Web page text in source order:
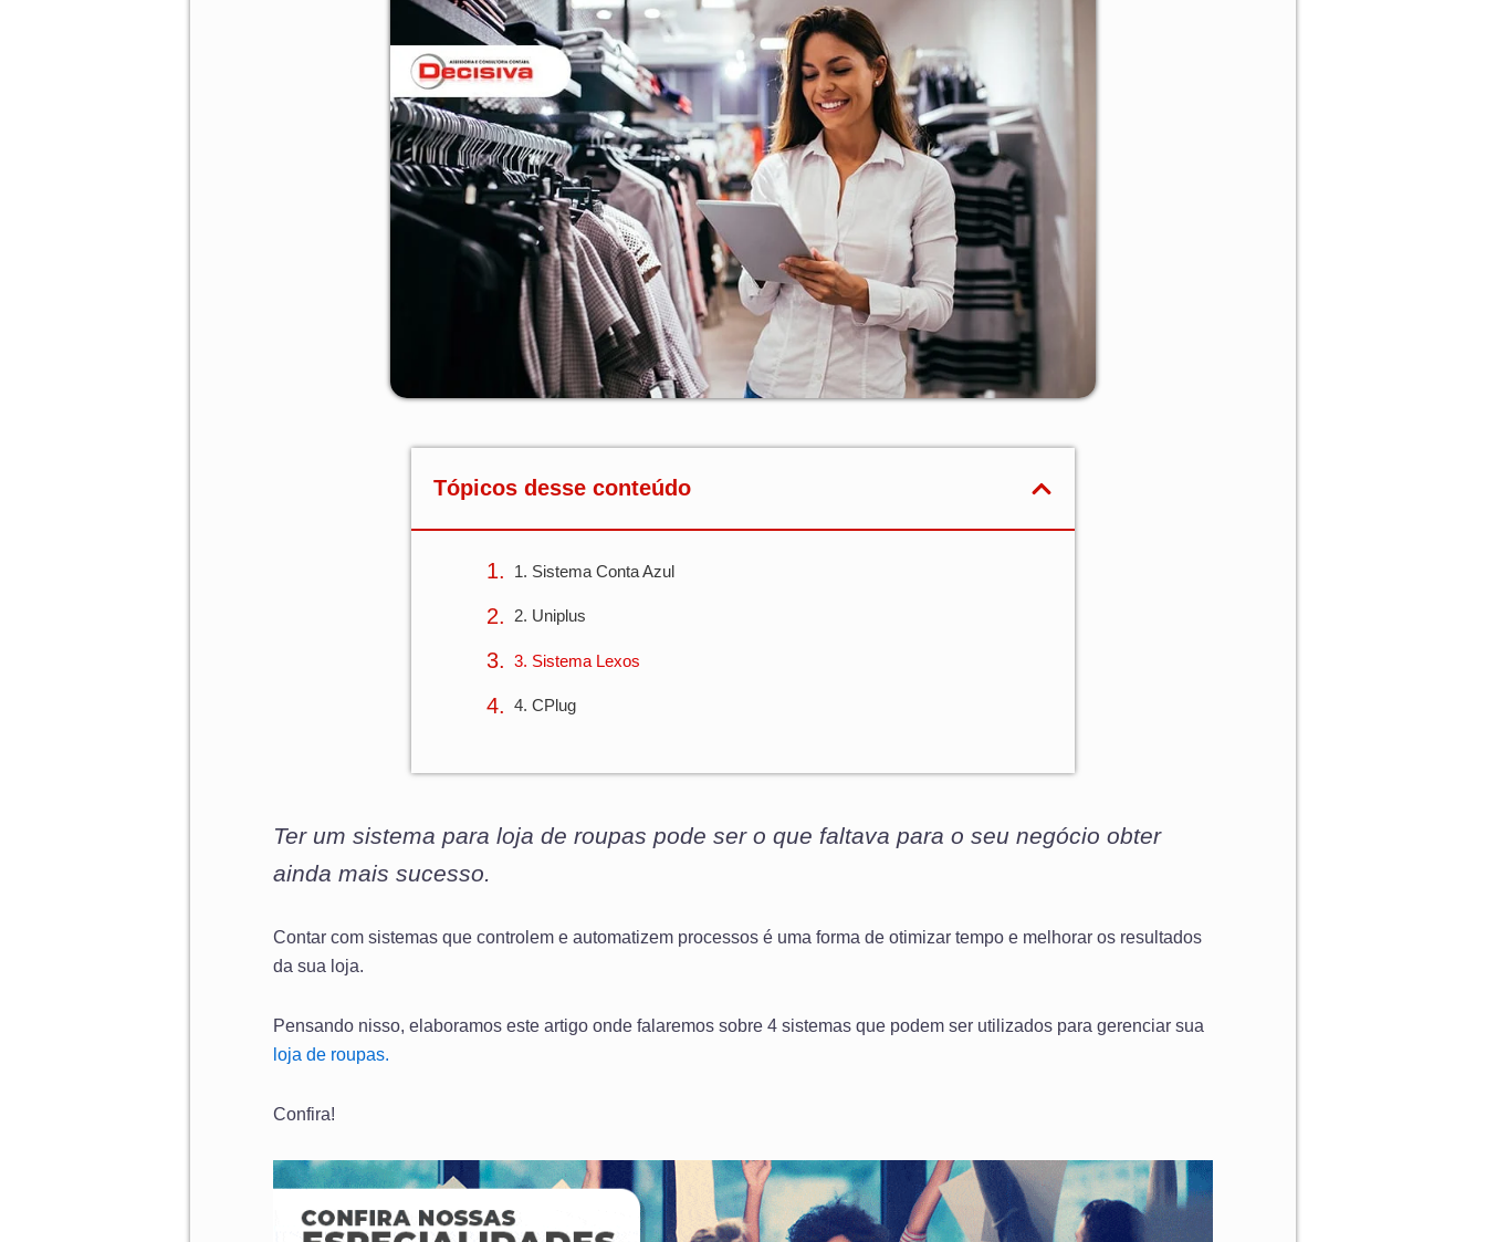
Tópicos desse conteúdo
1. Sistema Conta Azul
2. Uniplus
3. Sistema Lexos
4. CPlug
Ter um sistema para loja de roupas pode ser o que faltava para o seu negócio obter
ainda mais sucesso.
Contar com sistemas que controlem e automatizem processos é uma forma de otimizar tempo e melhorar os resultados
da sua loja.
Pensando nisso, elaboramos este artigo onde falaremos sobre 4 sistemas que podem ser utilizados para gerenciar sua
loja de roupas.
Confira!